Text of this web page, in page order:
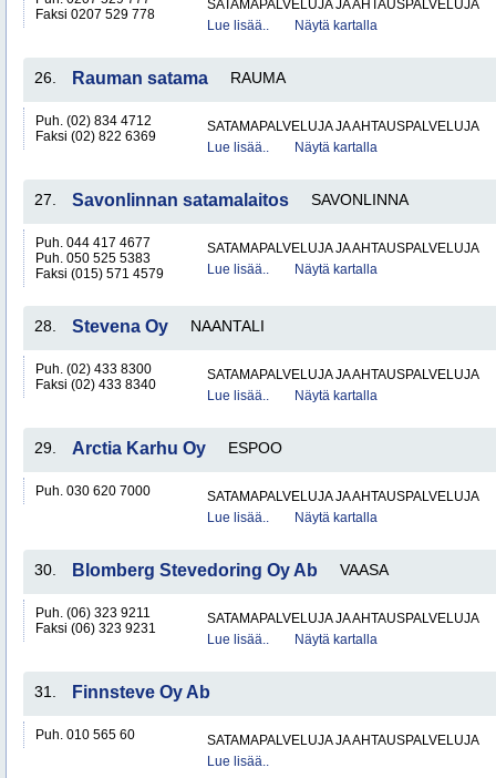
Faksi 0207 529 778
SATAMAPALVELUJA JA AHTAUSPALVELUJA
Lue lisää..
Näytä kartalla
26. Rauman satama RAUMA
Puh. (02) 834 4712
Faksi (02) 822 6369
SATAMAPALVELUJA JA AHTAUSPALVELUJA
Lue lisää..
Näytä kartalla
27. Savonlinnan satamalaitos SAVONLINNA
Puh. 044 417 4677
Puh. 050 525 5383
Faksi (015) 571 4579
SATAMAPALVELUJA JA AHTAUSPALVELUJA
Lue lisää..
Näytä kartalla
28. Stevena Oy NAANTALI
Puh. (02) 433 8300
Faksi (02) 433 8340
SATAMAPALVELUJA JA AHTAUSPALVELUJA
Lue lisää..
Näytä kartalla
29. Arctia Karhu Oy ESPOO
Puh. 030 620 7000
SATAMAPALVELUJA JA AHTAUSPALVELUJA
Lue lisää..
Näytä kartalla
30. Blomberg Stevedoring Oy Ab VAASA
Puh. (06) 323 9211
Faksi (06) 323 9231
SATAMAPALVELUJA JA AHTAUSPALVELUJA
Lue lisää..
Näytä kartalla
31. Finnsteve Oy Ab
Puh. 010 565 60
SATAMAPALVELUJA JA AHTAUSPALVELUJA
Lue lisää..